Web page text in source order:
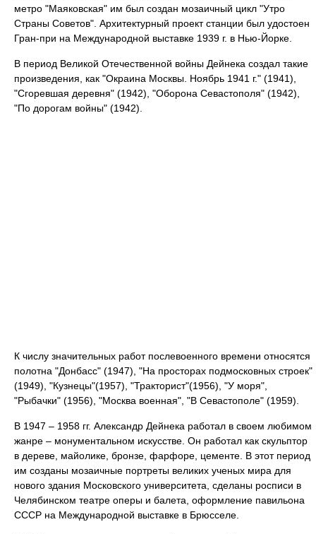
метро "Маяковская" им был создан мозаичный цикл "Утро
Страны Советов". Архитектурный проект станции был удостоен
Гран-при на Международной выставке 1939 г. в Нью-Йорке.
В период Великой Отечественной войны Дейнека создал такие
произведения, как "Окраина Москвы. Ноябрь 1941 г." (1941),
"Сгоревшая деревня" (1942), "Оборона Севастополя" (1942),
"По дорогам войны" (1942).
К числу значительных работ послевоенного времени относятся
полотна "Донбасс" (1947), "На просторах подмосковных строек"
(1949), "Кузнецы"(1957), "Тракторист"(1956), "У моря",
"Рыбачки" (1956), "Москва военная", "В Севастополе" (1959).
В 1947 – 1958 гг. Александр Дейнека работал в своем любимом
жанре – монументальном искусстве. Он работал как скульптор
в дереве, майолике, бронзе, фарфоре, цементе. В этот период
им созданы мозаичные портреты великих ученых мира для
нового здания Московского университета, сделаны росписи в
Челябинском театре оперы и балета, оформление павильона
СССР на Международной выставке в Брюсселе.